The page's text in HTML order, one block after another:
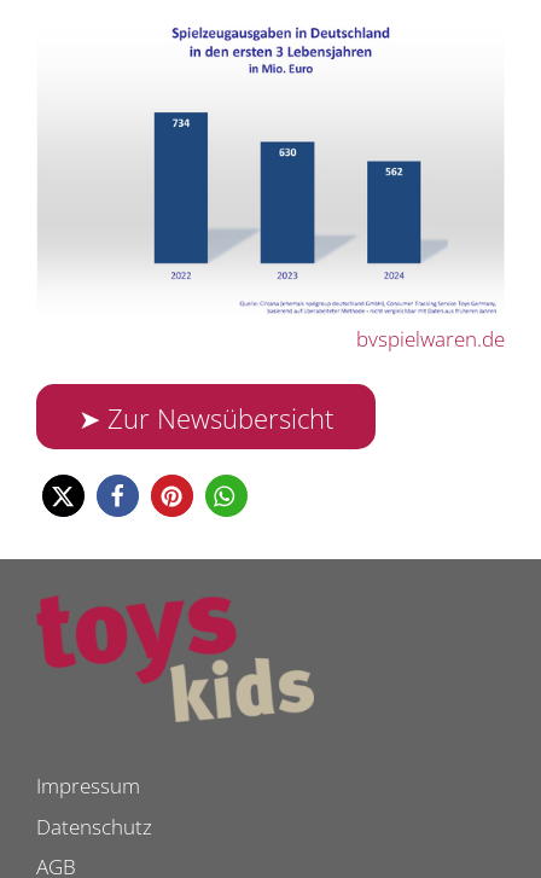
bvspielwaren.de
➤ Zur Newsübersicht
Impressum
Datenschutz
AGB